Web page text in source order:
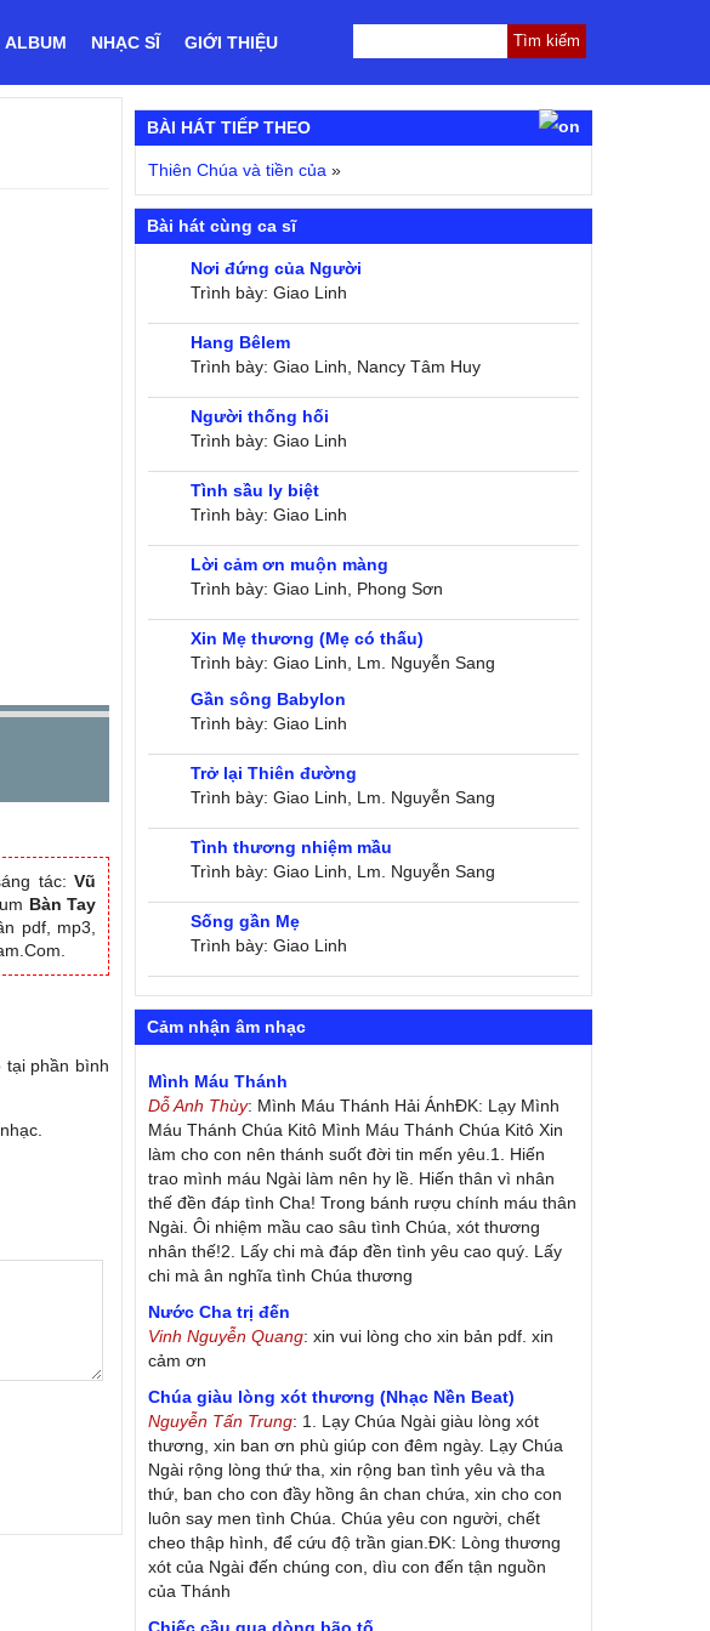
ALBUM NHẠC SĨ GIỚI THIỆU
tác:Vũ
Bàn Tay
pdf, mp3,
phần bình
BÀI HÁT TIẾP THEO
Thiên Chúa và tiền của »
Bài hát cùng ca sĩ
Nơi đứng của Người
Trình bày: Giao Linh
Hang Bêlem
Trình bày: Giao Linh, Nancy Tâm Huy
Người thống hối
Trình bày: Giao Linh
Tình sầu ly biệt
Trình bày: Giao Linh
Lời cảm ơn muộn màng
Trình bày: Giao Linh, Phong Sơn
Xin Mẹ thương (Mẹ có thấu)
Trình bày: Giao Linh, Lm. Nguyễn Sang
Gần sông Babylon
Trình bày: Giao Linh
Trở lại Thiên đường
Trình bày: Giao Linh, Lm. Nguyễn Sang
Tình thương nhiệm mầu
Trình bày: Giao Linh, Lm. Nguyễn Sang
Sống gần Mẹ
Trình bày: Giao Linh
Cảm nhận âm nhạc
Mình Máu Thánh
Dỗ Anh Thùy: Mình Máu Thánh Hải ÁnhĐK: Lạy Mình
Máu Thánh Chúa Kitô Mình Máu Thánh Chúa Kitô Xin
làm cho con nên thánh suốt đời tin mến yêu.1. Hiến
trao mình máu Ngài làm nên hy lề. Hiến thân vì nhân
thế đền đáp tình Cha! Trong bánh rượu chính máu thân
Ngài. Ôi nhiệm mầu cao sâu tình Chúa, xót thương
nhân thế!2. Lấy chi mà đáp đền tình yêu cao quý. Lấy
chi mà ân nghĩa tình Chúa thương
Nước Cha trị đến
Vinh Nguyễn Quang: xin vui lòng cho xin bản pdf. xin
cảm ơn
Chúa giàu lòng xót thương (Nhạc Nền Beat)
Nguyễn Tấn Trung: 1. Lạy Chúa Ngài giàu lòng xót
thương, xin ban ơn phù giúp con đêm ngày. Lạy Chúa
Ngài rộng lòng thứ tha, xin rộng ban tình yêu và tha
thứ, ban cho con đầy hồng ân chan chứa, xin cho con
luôn say men tình Chúa. Chúa yêu con người, chết
cheo thập hình, để cứu độ trần gian.ĐK: Lòng thương
xót của Ngài đến chúng con, dìu con đến tận nguồn
của Thánh